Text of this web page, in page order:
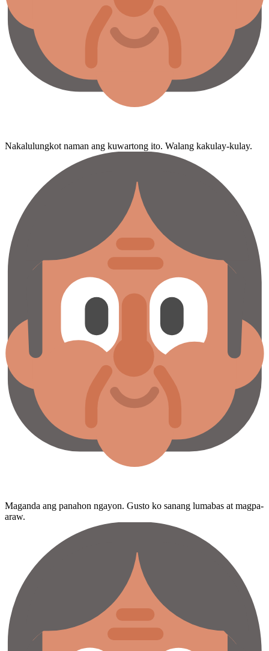
Nakalulungkot naman ang kuwartong ito. Walang kakulay-kulay.
Maganda ang panahon ngayon. Gusto ko sanang lumabas at magpa-
araw.